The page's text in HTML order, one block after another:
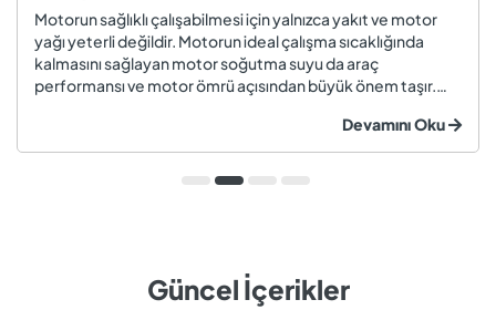
Motorun sağlıklı çalışabilmesi için yalnızca yakıt ve motor
yağı yeterli değildir. Motorun ideal çalışma sıcaklığında
kalmasını sağlayan motor soğutma suyu da araç
performansı ve motor ömrü açısından büyük önem taşır.
değiştirilmeyen soğutma suyu; hararet, korozyon, motor
arızaları ve yüksek onarım ma...
Devamını Oku
Güncel İçerikler